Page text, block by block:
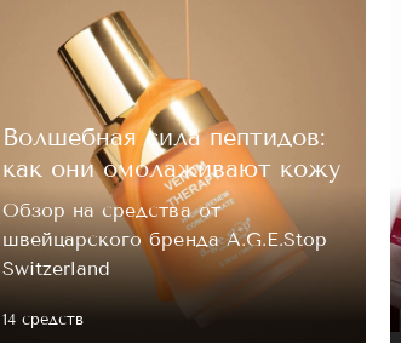
ОЦЕНКА
Волшебная сила пептидов:
как они омолаживают кожу
Обзор на средства от
швейцарского бренда A.G.E.Stop
Switzerland
14 средств